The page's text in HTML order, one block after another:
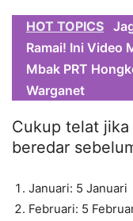
HOT TOPICS
Ramai! Ini Video
Mbak PRT
Warganet
Cukup telat
beredar
Januari: 5 Januari
Februari: 5